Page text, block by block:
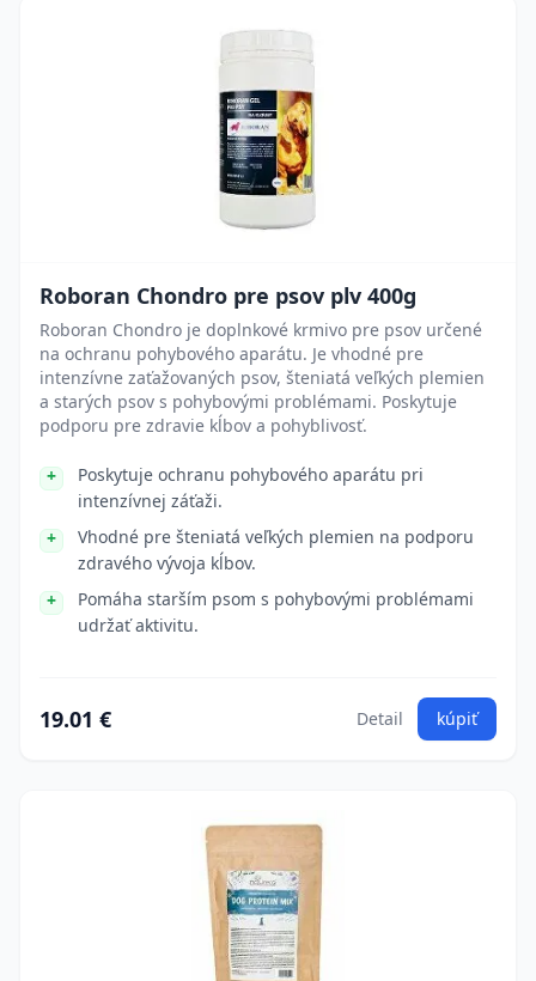
Roboran Chondro pre psov plv 400g
Roboran Chondro je doplnkové krmivo pre psov určené
na ochranu pohybového aparátu. Je vhodné pre
intenzívne zaťažovaných psov, šteniatá veľkých plemien
a starých psov s pohybovými problémami. Poskytuje
podporu pre zdravie kĺbov a pohyblivosť.
Poskytuje ochranu pohybového aparátu pri
intenzívnej záťaži.
Vhodné pre šteniatá veľkých plemien na podporu
zdravého vývoja kĺbov.
Pomáha starším psom s pohybovými problémami
udržať aktivitu.
19.01 € Detail kúpiť